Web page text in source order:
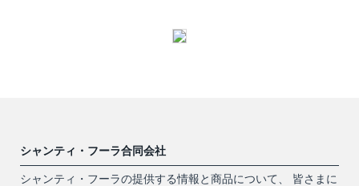
シャンティ・フーラ合同会社
シャンティ・フーラの提供する情報と商品について、 皆さまに